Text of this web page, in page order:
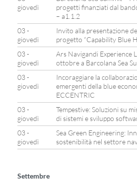
giovedì
progetti finanziati dal
– a1.1.2
03 -
giovedì
Invito alla presentazione
progetto “Capability Blue
03 -
giovedì
Ars Navigandi Experience
ottobre a Barcolana Sea
03 -
giovedì
Incoraggiare la
emergenti della blue
ECCENTRIC
03 -
giovedì
Tempestive: Soluzioni su
di sistemi e sviluppo
03 -
giovedì
Sea Green Engineering:
sostenibilità nel settore
Settembre